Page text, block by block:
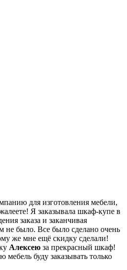
для изготовления мебели,
Я заказывала шкаф-купе в
заказа и заканчивая
не было. Все было сделано очень
же мне ещё скидку сделали!
Алексею за прекрасный шкаф!
мебель буду заказывать только